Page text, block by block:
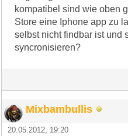
kompatibel sind wie oben
Store eine Iphone app zu
selbst nicht findbar ist und
syncronisieren?
Mixbambullis
20.05.2012, 19:20